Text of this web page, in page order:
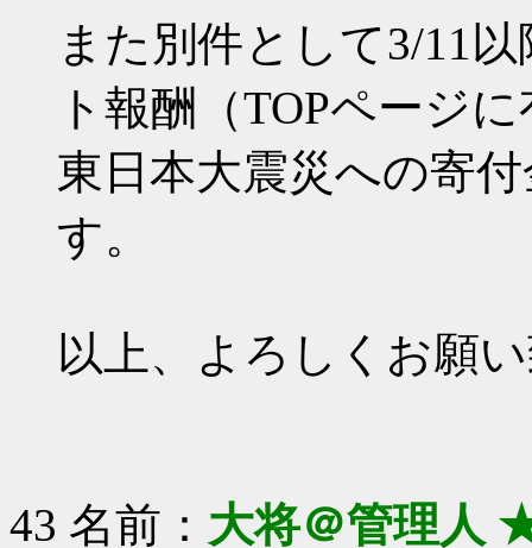
また別件として3/11
ト報酬（TOPページ
東日本大震災への寄
す。
以上、よろしくお願
43 名前： 大将＠管理人